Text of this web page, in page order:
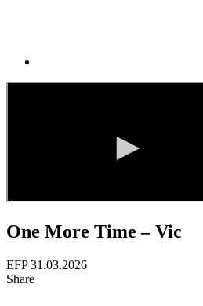
One More Time – Vic
EFP 31.03.2026
Share